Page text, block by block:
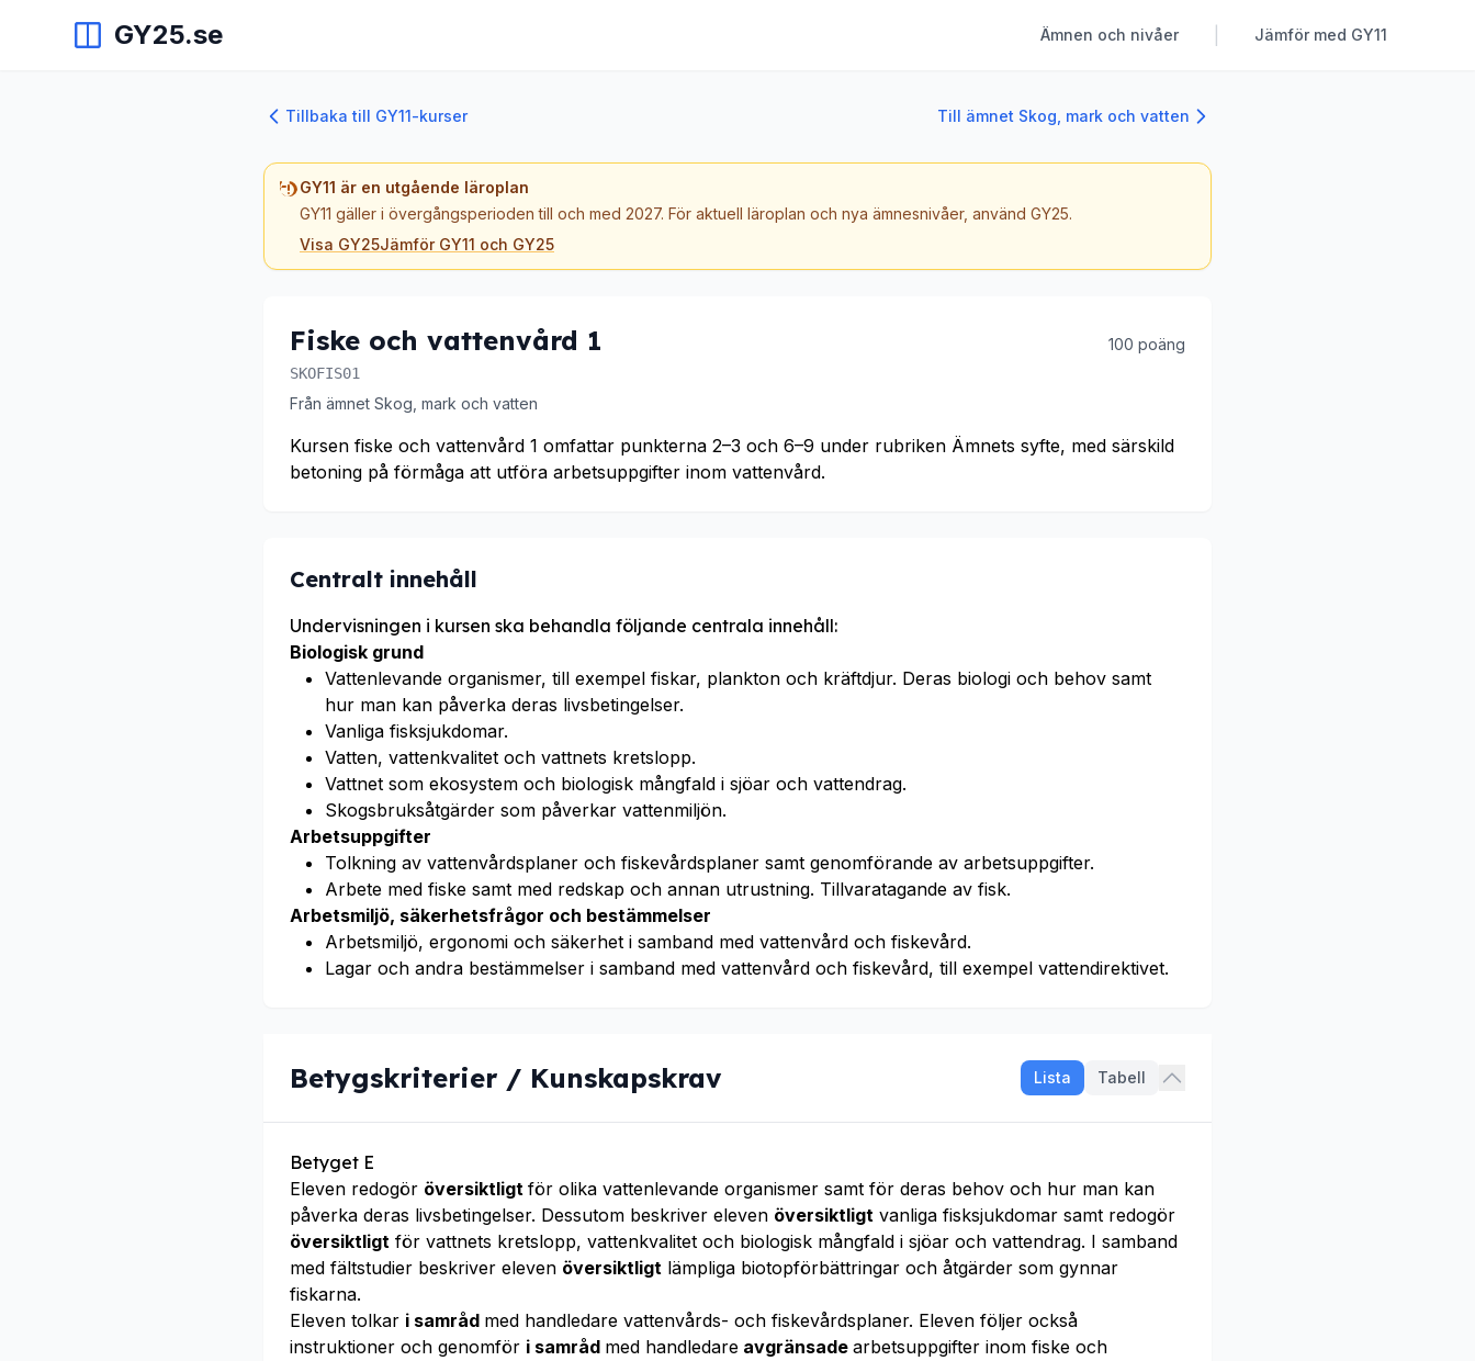
GY25.se Ämnen och nivåer Jämför med GY11
Tillbaka till GY11-kurser Till ämnet Skog, mark och vatten
GY11 är en utgående läroplan
GY11 gäller i övergångsperioden till och med 2027. För aktuell läroplan och nya ämnesnivåer, använd GY25.
Visa GY25Jämför GY11 och GY25
Fiske och vattenvård 1 100 poäng
SKOFIS01
Från ämnet Skog, mark och vatten
Kursen fiske och vattenvård 1 omfattar punkterna 2–3 och 6–9 under rubriken Ämnets syfte, med särskild
betoning på förmåga att utföra arbetsuppgifter inom vattenvård.
Centralt innehåll
Undervisningen i kursen ska behandla följande centrala innehåll:
Biologisk grund
Vattenlevande organismer, till exempel fiskar, plankton och kräftdjur. Deras biologi och behov samt
hur man kan påverka deras livsbetingelser.
Vanliga fisksjukdomar.
Vatten, vattenkvalitet och vattnets kretslopp.
Vattnet som ekosystem och biologisk mångfald i sjöar och vattendrag.
Skogsbruksåtgärder som påverkar vattenmiljön.
Arbetsuppgifter
Tolkning av vattenvårdsplaner och fiskevårdsplaner samt genomförande av arbetsuppgifter.
Arbete med fiske samt med redskap och annan utrustning. Tillvaratagande av fisk.
Arbetsmiljö, säkerhetsfrågor och bestämmelser
Arbetsmiljö, ergonomi och säkerhet i samband med vattenvård och fiskevård.
Lagar och andra bestämmelser i samband med vattenvård och fiskevård, till exempel vattendirektivet.
Betygskriterier / Kunskapskrav Lista Tabell
Betyget E
Eleven redogör översiktligt för olika vattenlevande organismer samt för deras behov och hur man kan
påverka deras livsbetingelser. Dessutom beskriver eleven översiktligt vanliga fisksjukdomar samt redogör
översiktligt för vattnets kretslopp, vattenkvalitet och biologisk mångfald i sjöar och vattendrag. I samband
med fältstudier beskriver eleven översiktligt lämpliga biotopförbättringar och åtgärder som gynnar
fiskarna.
Eleven tolkar i samråd med handledare vattenvårds- och fiskevårdsplaner. Eleven följer också
instruktioner och genomför i samråd med handledare avgränsade arbetsuppgifter inom fiske och